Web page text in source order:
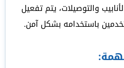
والتوصيلات، يتم تفعيل
باستخدامه بشكل آمن.